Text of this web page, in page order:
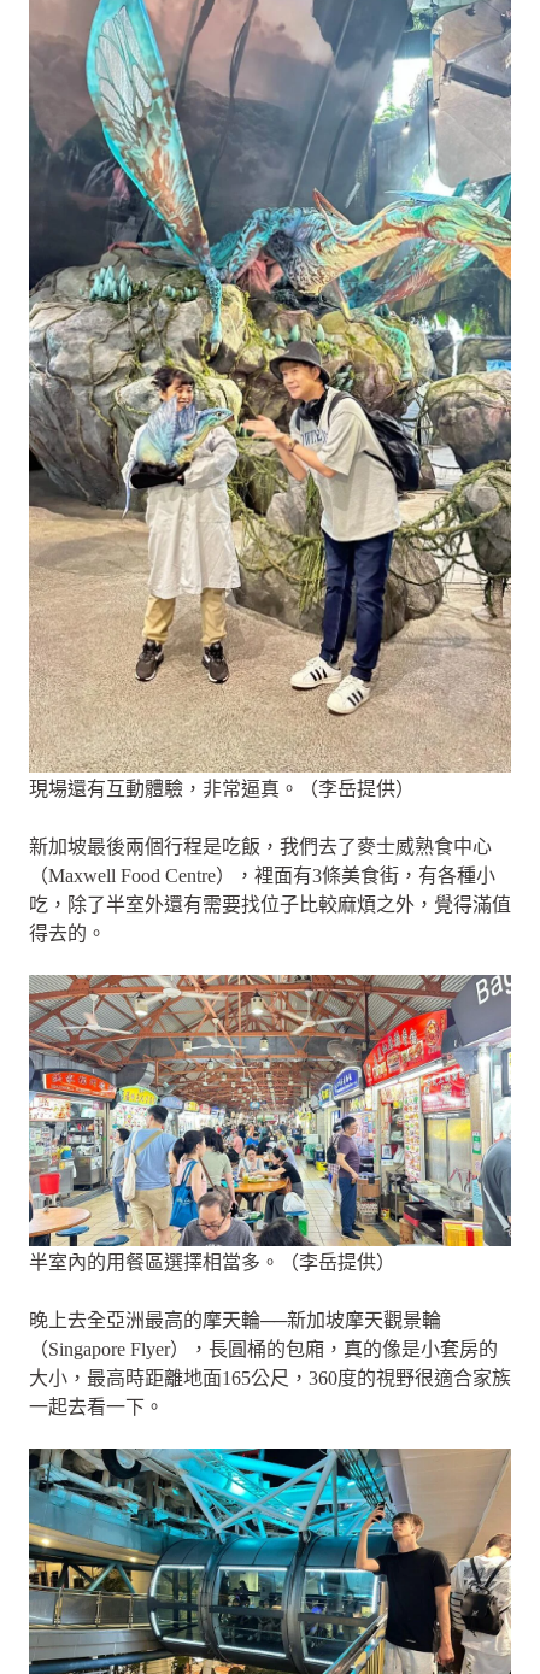
現場還有互動體驗，非常逼真。（李岳提供）
新加坡最後兩個行程是吃飯，我們去了麥士威熟食中心
（Maxwell Food Centre），裡面有3條美食街，有各種小
吃，除了半室外還有需要找位子比較麻煩之外，覺得滿值
得去的。
半室內的用餐區選擇相當多。（李岳提供）
晚上去全亞洲最高的摩天輪──新加坡摩天觀景輪
（Singapore Flyer），長圓桶的包廂，真的像是小套房的
大小，最高時距離地面165公尺，360度的視野很適合家族
一起去看一下。